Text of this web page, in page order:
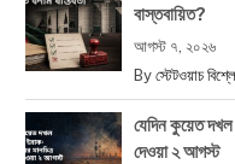
বাস্তবায়িত?
আগস্ট ৭, ২০২৬
By স্টেটওয়াচ
যেদিন কুয়েত
দেওয়া ২ আগস্ট